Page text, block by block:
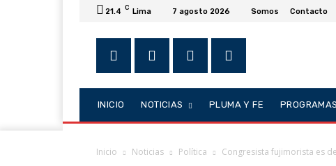
21.4 C Lima 7 agosto 2026 Somos Contacto
INICIO NOTICIAS PLUMA Y FE PROGRAMAS
Inicio Noticias Política Congresista fujimorista es